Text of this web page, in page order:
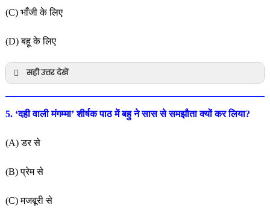
(C) भाँजी के लिए
(D) बहू के लिए
सही उत्तर देखें
5. ‘दही वाली मंगम्मा’ शीर्षक पाठ में बहु ने सास से समझौता क्यों कर लिया?
(A) डर से
(B) प्रेम से
(C) मजबूरी से